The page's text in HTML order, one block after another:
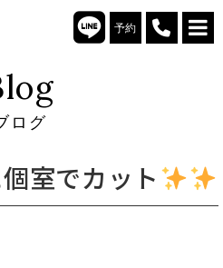
予約
ログ
室でカット